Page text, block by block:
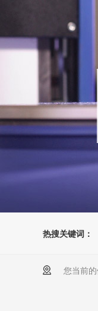
热搜关键词：
您当前的